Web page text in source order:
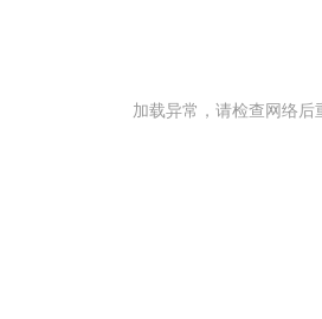
加载异常，请检查网络后